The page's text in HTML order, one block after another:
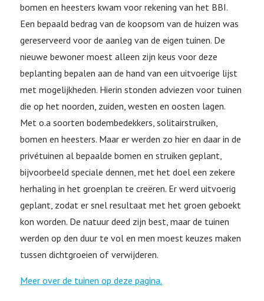
bomen en heesters kwam voor rekening van het BBI.
Een bepaald bedrag van de koopsom van de huizen was
gereserveerd voor de aanleg van de eigen tuinen. De
nieuwe bewoner moest alleen zijn keus voor deze
beplanting bepalen aan de hand van een uitvoerige lijst
met mogelijkheden. Hierin stonden adviezen voor tuinen
die op het noorden, zuiden, westen en oosten lagen.
Met o.a soorten bodembedekkers, solitairstruiken,
bomen en heesters. Maar er werden zo hier en daar in de
privétuinen al bepaalde bomen en struiken geplant,
bijvoorbeeld speciale dennen, met het doel een zekere
herhaling in het groenplan te creëren. Er werd uitvoerig
geplant, zodat er snel resultaat met het groen geboekt
kon worden. De natuur deed zijn best, maar de tuinen
werden op den duur te vol en men moest keuzes maken
tussen dichtgroeien of verwijderen.
Meer over de tuinen op deze pagina.